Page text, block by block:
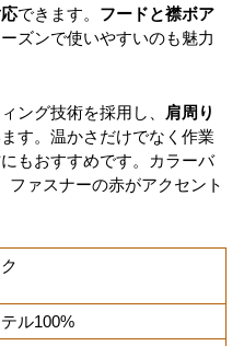
できます。 フードと襟ボア
ズンで使いやすいのも魅力
ング技術を採用し、
肩周り
す。温かさだけでなく作業
もおすすめです。カラーバ
ファスナーの赤がアクセント
ル100%